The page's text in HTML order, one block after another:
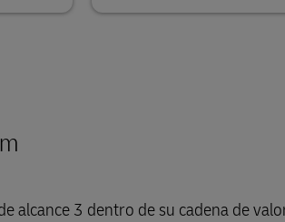
alcance 3 dentro de su cadena de